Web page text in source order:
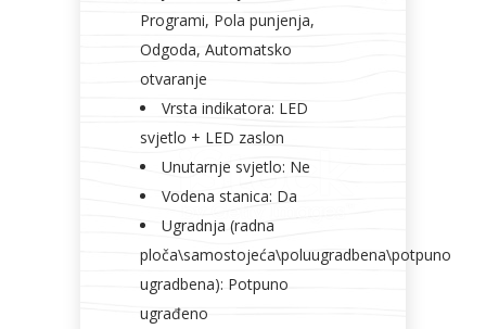
Programi, Pola punjenja,
Odgoda, Automatsko
otvaranje
Vrsta indikatora: LED
svjetlo + LED zaslon
Unutarnje svjetlo: Ne
Vodena stanica: Da
Ugradnja (radna
ploča\samostojeća\poluugradbena\potpuno
ugradbena): Potpuno
ugrađeno